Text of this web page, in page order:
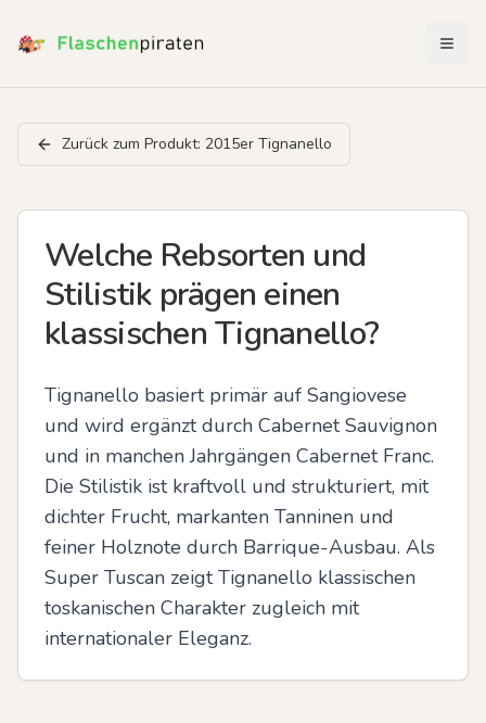
Zurück zum Produkt: 2015er Tignanello
Welche Rebsorten und
Stilistik prägen einen
klassischen Tignanello?
Tignanello basiert primär auf Sangiovese
und wird ergänzt durch Cabernet Sauvignon
und in manchen Jahrgängen Cabernet Franc.
Die Stilistik ist kraftvoll und strukturiert, mit
dichter Frucht, markanten Tanninen und
feiner Holznote durch Barrique-Ausbau. Als
Super Tuscan zeigt Tignanello klassischen
toskanischen Charakter zugleich mit
internationaler Eleganz.